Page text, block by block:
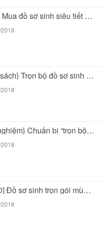
[Bí kíp] Mua đồ sơ sinh siêu tiết kiệm...
{Danh sách} Trọn bộ đồ sơ sinh mùa hè...
{Kinh nghiệm} Chuẩn bị “trọn bộ đồ sơ sinh...
[Top 20] Đồ sơ sinh trọn gói mùa hè...